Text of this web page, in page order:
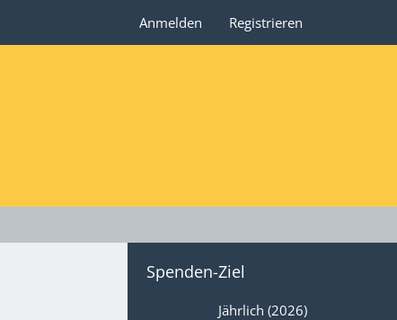
Anmelden Registrieren
Spenden-Ziel
Jährlich (2026)